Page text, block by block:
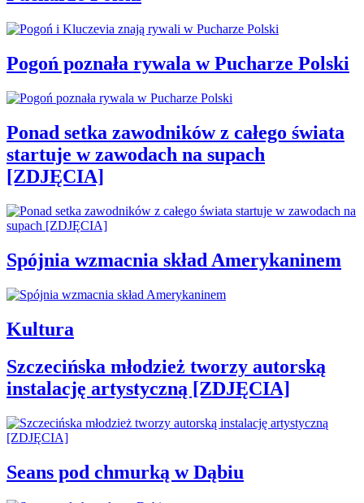
Pogoń poznała rywala w Pucharze Polski
Ponad setka zawodników z całego świata
startuje w zawodach na supach
[ZDJĘCIA]
Spójnia wzmacnia skład Amerykaninem
Kultura
Szczecińska młodzież tworzy autorską
instalację artystyczną [ZDJĘCIA]
Seans pod chmurką w Dąbiu